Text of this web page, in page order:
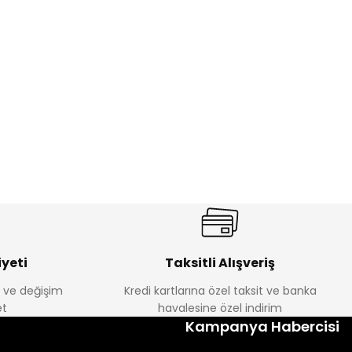
Melra Kız Çocuk Kot Pantolon
%22
Koren Kız Çocuk ve Bebek Tayt
ve değişim
Taksitli Alışveriş
Kredi kartlarına özel taksit ve banka
havalesine özel indirim
Kampanya Habercisi